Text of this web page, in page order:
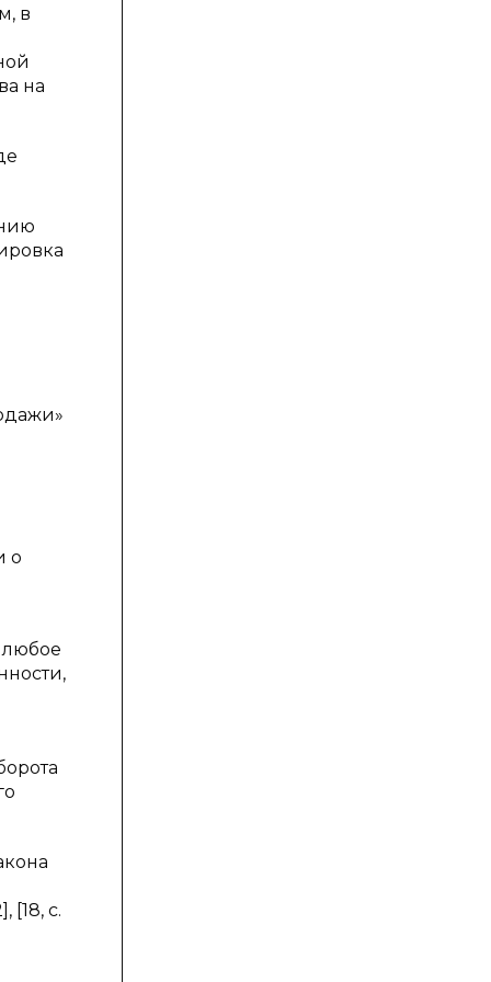
в
на
о
любое
[18, с.